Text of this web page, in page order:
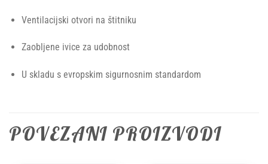
Ventilacijski otvori na štitniku
Zaobljene ivice za udobnost
U skladu s evropskim sigurnosnim standardom
POVEZANI PROIZVODI